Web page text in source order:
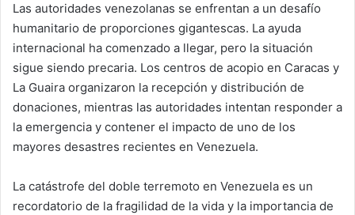
Las autoridades venezolanas se enfrentan a un desafío
humanitario de proporciones gigantescas. La ayuda
internacional ha comenzado a llegar, pero la situación
sigue siendo precaria. Los centros de acopio en Caracas y
La Guaira organizaron la recepción y distribución de
donaciones, mientras las autoridades intentan responder a
la emergencia y contener el impacto de uno de los
mayores desastres recientes en Venezuela.
La catástrofe del doble terremoto en Venezuela es un
recordatorio de la fragilidad de la vida y la importancia de